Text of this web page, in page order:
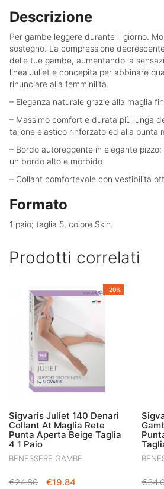
Descrizione
Per gambe leggere durante il giorno.
sostegno. La compressione
delle tue gambe, aumentando la
linea Juliet è concepita per abbinare
rinunciare alla femminilità.
– Eleganza naturale grazie alla maglia
– Massimo comfort e durata più lunga
tallone elastico rinforzato ed alla punta
– Bordo autoreggente in elegante
un bordo alto e morbido
– Collant comfortevole con vestibilità
Formato
1 paio; taglia 5, colore Skin.
Prodotti correlati
-20%
Sigvaris Juliet 140 Denari
Collant At Maglia Rete
Punta Aperta Beige Taglia
4 1 Paio
BENESSERE GAMBE
€24.80
IL
€19.84 €